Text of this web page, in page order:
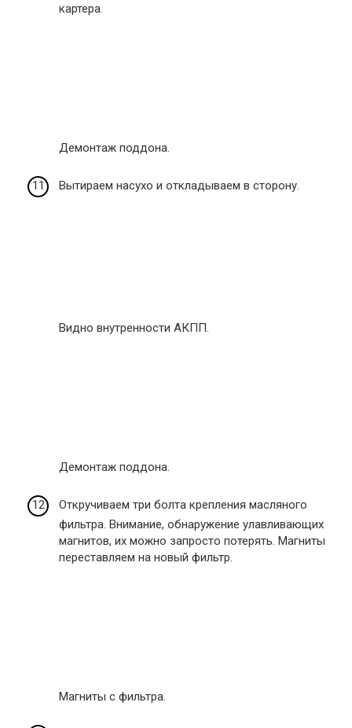
картера.
Демонтаж поддона.
Вытираем насухо и откладываем в сторону.
Видно внутренности АКПП.
Демонтаж поддона.
Откручиваем три болта крепления масляного
фильтра. Внимание, обнаружение улавливающих
магнитов, их можно запросто потерять. Магниты
переставляем на новый фильтр.
Магниты с фильтра.